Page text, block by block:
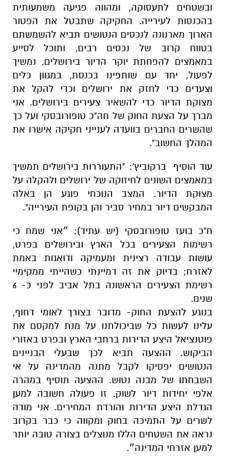
ובשטחים לתעסוקה, ומהווה פגיעה משמעותית
בהכנסות לעירייה. החקיקה שתבטל את הפטור
הארוך מארנונה לנכסים הנטושים תביא להשמשתם
בטווח קרוב של נכסים רבים, ותוכל לסייע
במאמצים להפחתת יוקר הדיור בירושלים. נמשיך
לפעול, יחד עם שותפינו בכנסת, במגוון כלים
וצעדים כדי לחזק את ירושלים וכדי להקל את
מצוקת הדיור כדי להשאיר צעירים בירושלים. אני
מברך על הצעת החוק של חה"כ טופורובסקי ועל כך
שהשרים החברים בוועדה לענייני חקיקה אישרו את
המהלך החשוב".
עוד הוסיף ברקוביץ': "התעוררות בירושלים תמשיך
במאמצים השונים לחיזוקה של ירושלים ולהקלה על
מצוקת הדיור. המצב הנוכחי פוגע הן באלה
המבקשים דיור במחיר סביר והן בקופת העירייה".
ח"כ בועז טופורובסקי (יש עתיד): ״אני שמח כי
רשימות הצעירים בכל הארץ ובירושלים בפרט,
עושות עבודה רצינית ומעמיקה ודואגות באמת
לאזרח; בדיוק את זה דמיינתי כשהייתי ממקימיי
רשימת הצעירים הראשונה בתל אביב לפני כ- 6
שנים.
בנוגע להצעת החוק- מדובר בצורך לאומי דחוף,
עלינו לעשות כל שביכולתנו על מנת למקסם את
פוטנציאל היצע הדירות ברחבי הארץ ובפרט באזורי
הביקוש. ההצעה תביא לכך שבעלי הבניינים
הנטושים יפסיקו לקבל מתנה מהמדינה על אי
השבחתו של מבנה נטוש. ההצעה תוסיף במהרה
אלפי יחידות דיור לשוק. זו פעולה חשובה למען
הגדלת היצע הדירות והורדת המחירים. אני מודה
לשרים על התמיכה בחוק ומקווה כי כבר בקרוב
נראה את השטחים הללו מנוצלים בצורה טובה יותר
למען אזרחי המדינה״.